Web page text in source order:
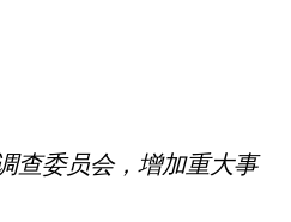
查委员会，增加重大事